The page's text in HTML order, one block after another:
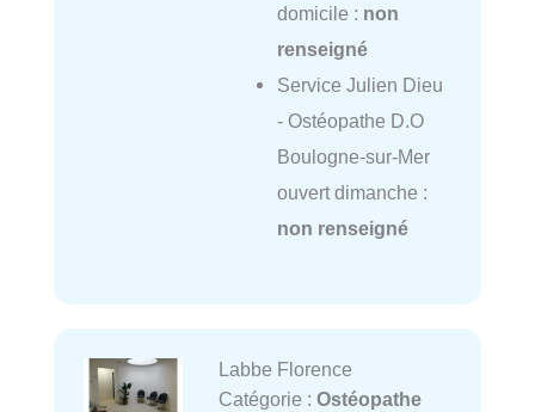
domicile : non
renseigné
Service Julien Dieu
- Ostéopathe D.O
Boulogne-sur-Mer
ouvert dimanche :
non renseigné
Labbe Florence
Catégorie : Ostéopathe